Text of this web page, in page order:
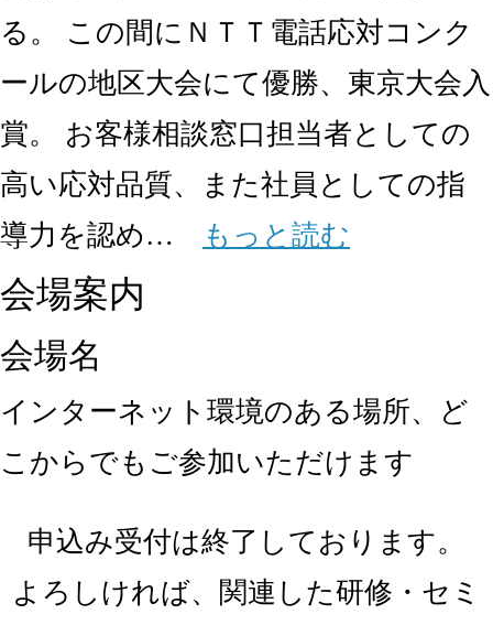
る。 この間にＮＴＴ電話応対コンク
ールの地区大会にて優勝、東京大会入
賞。 お客様相談窓口担当者としての
高い応対品質、また社員としての指
導力を認め…
もっと読む
会場案内
会場名
インターネット環境のある場所、ど
こからでもご参加いただけます
申込み受付は終了しております。
よろしければ、関連した研修・セミ